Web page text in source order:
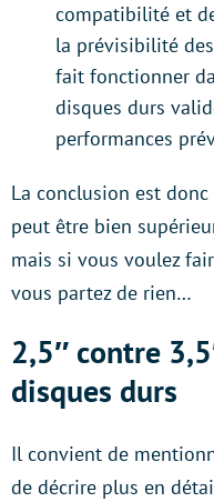
compatibilité et
la prévisibilité des
fait fonctionner
disques durs
performances
La conclusion est
peut être bien
mais si vous voulez
vous partez de rien…
2,5″ contre
disques durs
Il convient de
de décrire plus en